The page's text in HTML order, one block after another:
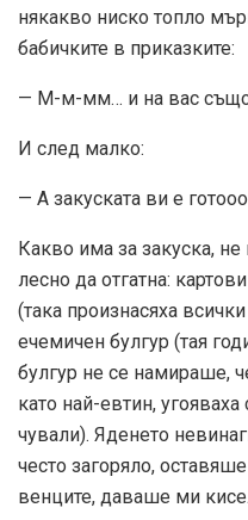
някакво ниско топло
бабичките в приказките:
— М-м-мм… и на вас
И след малко:
— А закуската ви е
Какво има за закуска,
лесно да отгатна:
(така произнасяха
ечемичен булгур (тая
булгур не се намираше,
като най-евтин,
чували). Яденето
често загоряло,
венците, даваше ми